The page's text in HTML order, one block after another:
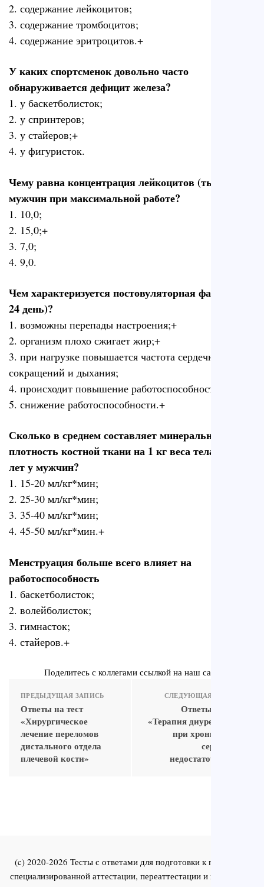
2. содержание лейкоцитов;
3. содержание тромбоцитов;
4. содержание эритроцитов.+
У каких спортсменок довольно часто
обнаруживается дефицит железа?
1. у баскетболисток;
2. у спринтеров;
3. у стайеров;+
4. у фигуристок.
Чему равна концентрация лейкоцитов (тыс/мм3) у
мужчин при максимальной работе?
1. 10,0;
2. 15,0;+
3. 7,0;
4. 9,0.
Чем характеризуется постовуляторная фаза (16 –
24 день)?
1. возможны перепады настроения;+
2. организм плохо сжигает жир;+
3. при нагрузке повышается частота сердечных
сокращений и дыхания;
4. происходит повышение работоспособности;
5. снижение работоспособности.+
Сколько в среднем составляет минеральная
плотность костной ткани на 1 кг веса тела в 20-30
лет у мужчин?
1. 15-20 мл/кг*мин;
2. 25-30 мл/кг*мин;
3. 35-40 мл/кг*мин;
4. 45-50 мл/кг*мин.+
Менструация больше всего влияет на
работоспособность
1. баскетболисток;
2. волейболисток;
3. гимнасток;
4. стайеров.+
Поделитесь с коллегами ссылкой на наш сайт
ПРЕДЫДУЩАЯ ЗАПИСЬ
Ответы на тест
«Хирургическое
лечение переломов
дистального отдела
плечевой кости»
СЛЕДУЮЩАЯ ЗАПИСЬ
Ответы на тест
«Терапия диуретиками
при хронической
сердечной
недостаточности»
(c) 2020-2026 Тесты с ответами для подготовки к первичной
специализированной аттестации, переаттестации и повышения